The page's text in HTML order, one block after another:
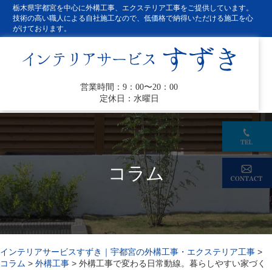
栃木県宇都宮を中心に外構工事、エクステリア工事をご提供しています。
技術の高い職人による自社施工なので、低価格で納得いただける施工を心
がけております。
営業時間：9：00〜20：00
定休日：水曜日
コラム
インテリアサービスすずき｜宇都宮の外構工事・エクステリア工事 >
コラム > 外構工事 > 外構工事で変わる日常動線。暮らしやすい家づく